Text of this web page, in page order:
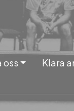
oss Klara